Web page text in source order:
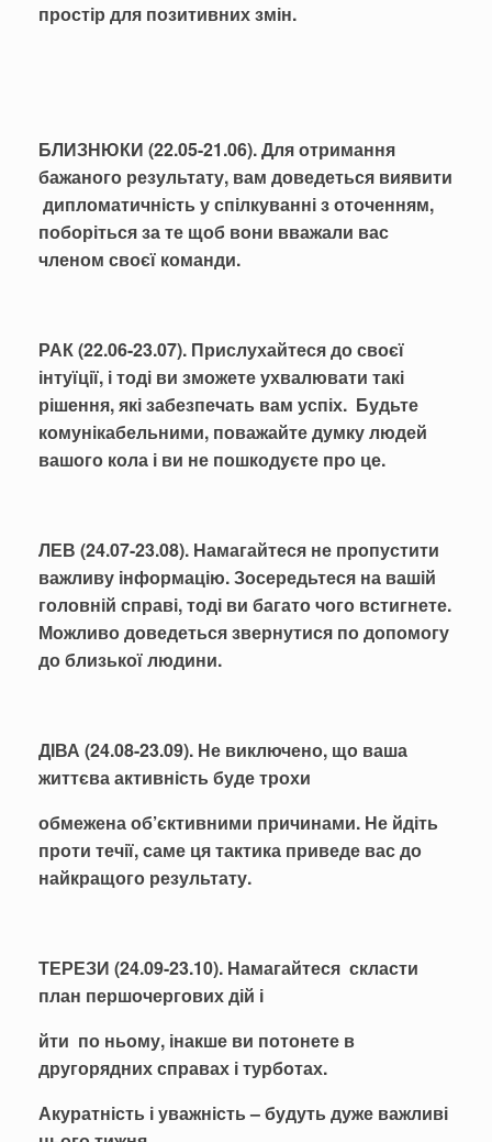
простір для позитивних змін.
БЛИЗНЮКИ (22.05-21.06). Для отримання
бажаного результату, вам доведеться виявити
дипломатичність у спілкуванні з оточенням,
поборіться за те щоб вони вважали вас
членом своєї команди.
РАК (22.06-23.07). Прислухайтеся до своєї
інтуїції, і тоді ви зможете ухвалювати такі
рішення, які забезпечать вам успіх. Будьте
комунікабельними, поважайте думку людей
вашого кола і ви не пошкодуєте про це.
ЛЕВ (24.07-23.08). Намагайтеся не пропустити
важливу інформацію. Зосередьтеся на вашій
головній справі, тоді ви багато чого встигнете.
Можливо доведеться звернутися по допомогу
до близької людини.
ДІВА (24.08-23.09). Не виключено, що ваша
життєва активність буде трохи
обмежена об’єктивними причинами. Не йдіть
проти течії, саме ця тактика приведе вас до
найкращого результату.
ТЕРЕЗИ (24.09-23.10). Намагайтеся скласти
план першочергових дій і
йти по ньому, інакше ви потонете в
другорядних справах і турботах.
Акуратність і уважність – будуть дуже важливі